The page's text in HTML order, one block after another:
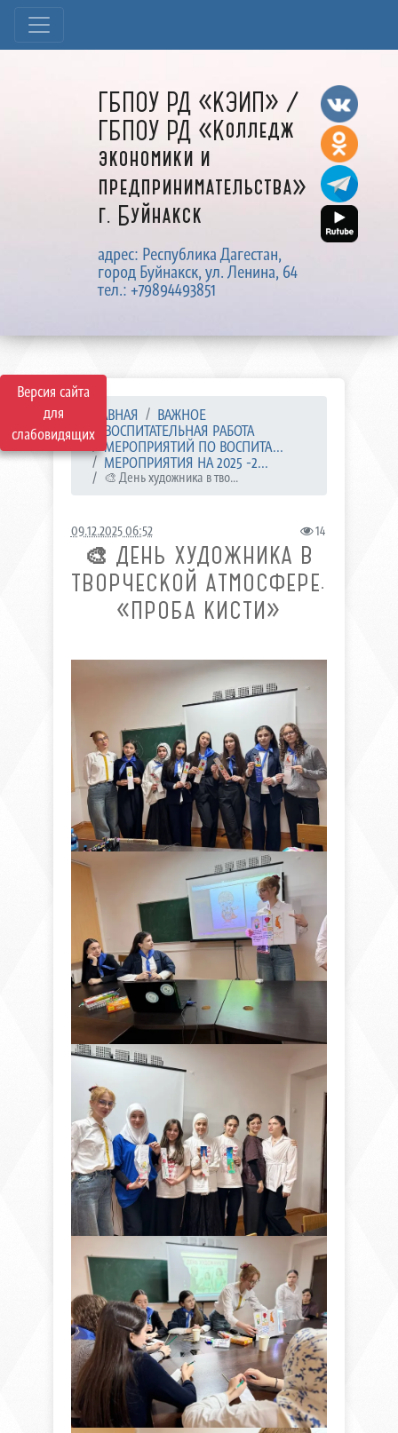
Версия сайта
для
слабовидящих
ГБПОУ РД «КЭИП» /
ГБПОУ РД «Колледж
экономики и
предпринимательства»
г. Буйнакск
адрес: Республика Дагестан,
город Буйнакск, ул. Ленина, 64
тел.: +79894493851
ГЛАВНАЯ
ВАЖНОЕ
ВОСПИТАТЕЛЬНАЯ РАБОТА
МЕРОПРИЯТИЙ ПО ВОСПИТА...
МЕРОПРИЯТИЯ НА 2025 -2...
🎨 День художника в тво...
09.12.2025 06:52 14
🎨 ДЕНЬ ХУДОЖНИКА В
ТВОРЧЕСКОЙ АТМОСФЕРЕ.
«ПРОБА КИСТИ»